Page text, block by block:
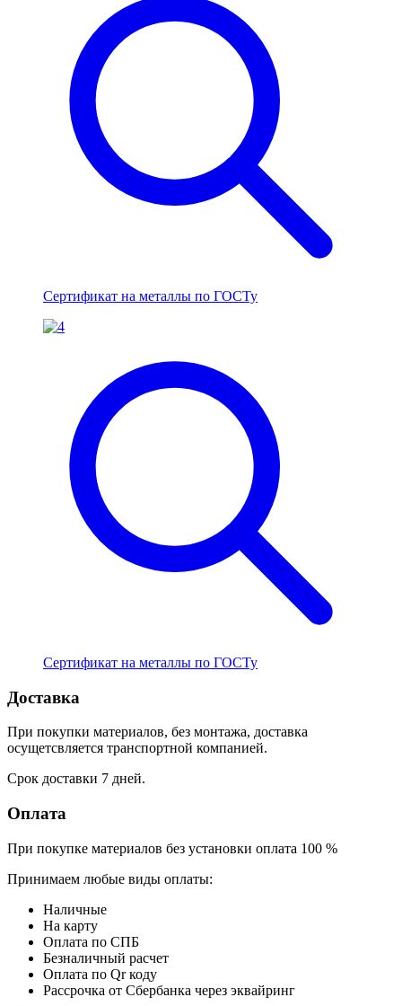
Сертификат на металлы по ГОСТу
Сертификат на металлы по ГОСТу
Доставка
При покупки материалов, без монтажа, доставка
осущетсвляется транспортной компанией.
Срок доставки 7 дней.
Оплата
При покупке материалов без установки оплата 100 %
Принимаем любые виды оплаты:
Наличные
На карту
Оплата по СПБ
Безналичный расчет
Оплата по Qr коду
Рассрочка от Сбербанка через эквайринг